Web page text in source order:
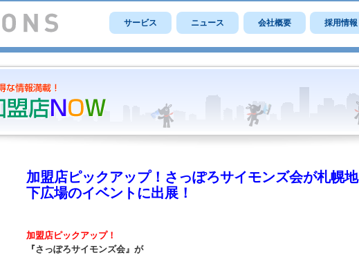
サービス ニュース 会社概要 採用情報
加盟店ピックアップ！さっぽろサイモンズ会が札幌地
下広場のイベントに出展！
加盟店ピックアップ！
『さっぽろサイモンズ会』が